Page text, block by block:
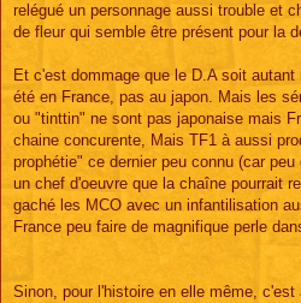
relégué un personnage aussi trouble et
de fleur qui semble être présent pour la
Et c'est dommage que le D.A soit
été en France, pas au japon. Mais les
ou "tinttin" ne sont pas japonaise mais
chaine concurente, Mais TF1 à aussi
prophétie" ce dernier peu connu (car
un chef d'oeuvre que la chaîne pourrait
gaché les MCO avec un infantilisation
France peu faire de magnifique perle
Sinon, pour l'histoire en elle même,